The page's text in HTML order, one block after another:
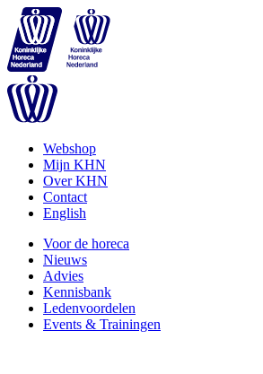
Webshop
Mijn KHN
Over KHN
Contact
English
Voor de horeca
Nieuws
Advies
Kennisbank
Ledenvoordelen
Events & Trainingen